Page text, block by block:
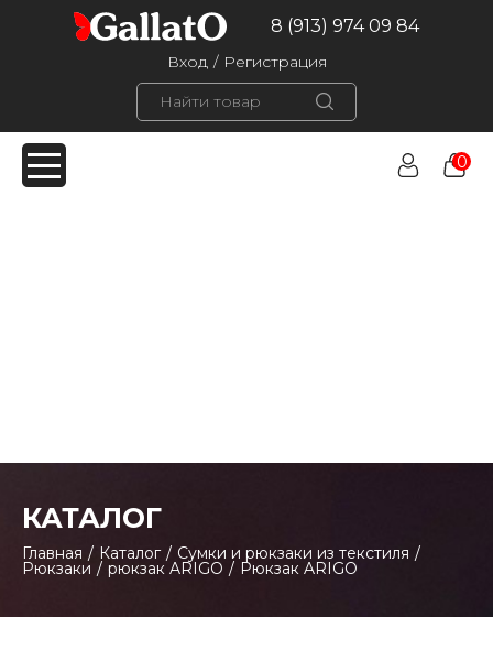
8 (913) 974 09 84
Вход / Регистрация
0
КАТАЛОГ
Главная / Каталог / Сумки и рюкзаки из текстиля /
Рюкзаки / рюкзак ARIGO / Рюкзак ARIGO